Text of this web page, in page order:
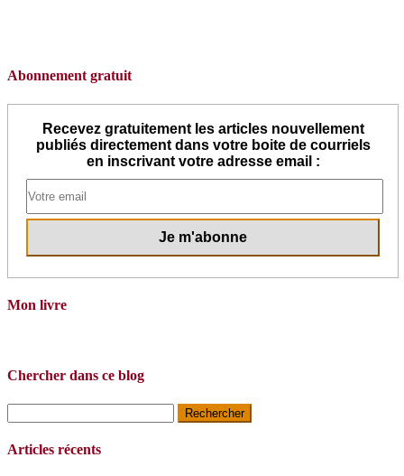
Abonnement gratuit
Recevez gratuitement les articles nouvellement
publiés directement dans votre boite de courriels
en inscrivant votre adresse email :
Mon livre
Chercher dans ce blog
Articles récents